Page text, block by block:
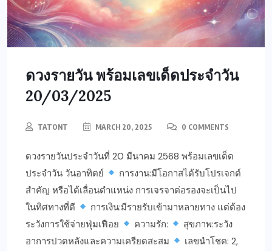
ดวงรายวัน พร้อมเลขเด็ดประจำวัน
20/03/2025
TATONT MARCH 20, 2025 0 COMMENTS
ดวงรายวันประจำวันที่ 20 มีนาคม 2568 พร้อมเลขเด็ด
ประจำวัน วันอาทิตย์
การงาน:มีโอกาสได้รับโปรเจกต์
สำคัญ หรือได้เลื่อนตำแหน่ง การเจรจาต่อรองจะเป็นไป
ในทิศทางที่ดี
การเงิน:มีรายรับเข้ามาหลายทาง แต่ต้อง
ระวังการใช้จ่ายฟุ่มเฟือย
ความรัก:
สุขภาพ:ระวัง
อาการปวดหลังและความเครียดสะสม
เลขนำโชค: 2,